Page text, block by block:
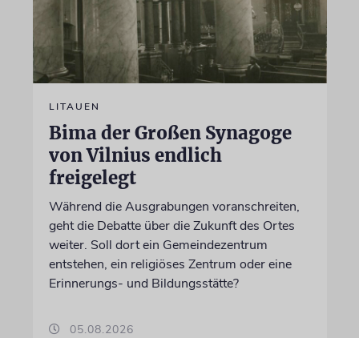
LITAUEN
Bima der Großen Synagoge
von Vilnius endlich
freigelegt
Während die Ausgrabungen voranschreiten,
geht die Debatte über die Zukunft des Ortes
weiter. Soll dort ein Gemeindezentrum
entstehen, ein religiöses Zentrum oder eine
Erinnerungs- und Bildungsstätte?
05.08.2026